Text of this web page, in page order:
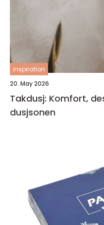
inspiration
20. May 2026
Takdusj: Komfort,
dusjsonen